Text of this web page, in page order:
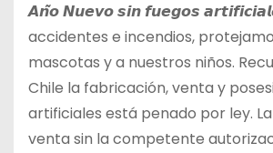
𝘼𝙣̃𝙤 𝙉𝙪𝙚𝙫𝙤 𝙨𝙞𝙣 𝙛𝙪𝙚𝙜𝙤𝙨
accidentes e incendios,
mascotas y a nuestros niños.
Chile la fabricación, venta y
artificiales está penado por ley.
venta sin la competente